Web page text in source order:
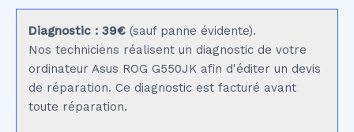
Diagnostic : 39€ (sauf panne évidente).
Nos techniciens réalisent un diagnostic de votre
ordinateur Asus ROG G550JK afin d'éditer un devis
de réparation. Ce diagnostic est facturé avant
toute réparation.